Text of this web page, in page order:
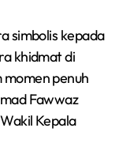
simbolis kepada
khidmat di
momen penuh
Fawwaz
Kepala